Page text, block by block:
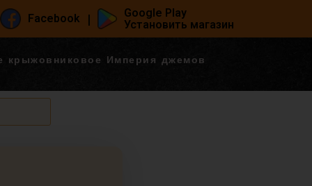
Facebook |
Google Play
Установить магазин
крыжовниковое Империя джемов